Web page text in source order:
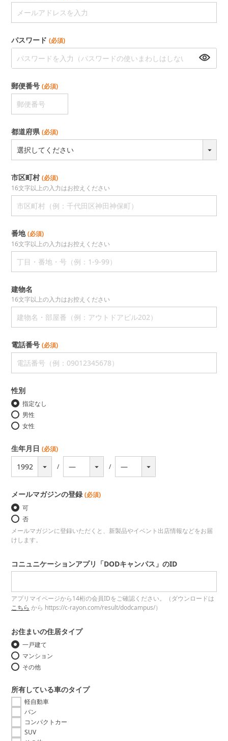
パスワード (必須)
郵便番号 (必須)
都道府県(必須)
市区町村(必須)
番地(必須)
建物名
電話番号 (必須)
性別
指定なし
男性
女性
生年月日 (必須)
メールマガジンの登録 (必須)
可
否
メールマガジンに登録いただくと、新製品やイベント出店情報などをお届
けします。
コニュニケーションアプリ「DODキャンパス」のID
アプリマイページから14桁の会員IDをご確認ください。（ダウンロードは
こちら から https://c-rayon.com/result/dodcampus/）
お住まいの住居タイプ
一戸建て
マンション
その他
所有している車のタイプ
軽自動車
バン
コンパクトカー
SUV